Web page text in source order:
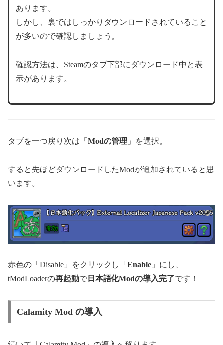
あります。
しかし、裏ではしっかりダウンロードされていること
が多いので確認しましょう。
確認方法は、Steamのタブ下部にダウンロード中と表
示があります。
タブを一つ戻り次は「 Modの管理 」を選択。
すると先ほどダウンロードしたModが追加されていると思
います。
赤色の「Disable」をクリックし「 Enable 」にし、
tModLoaderの再起動で 日本語化Modの導入完了です！
Calamity Mod の導入